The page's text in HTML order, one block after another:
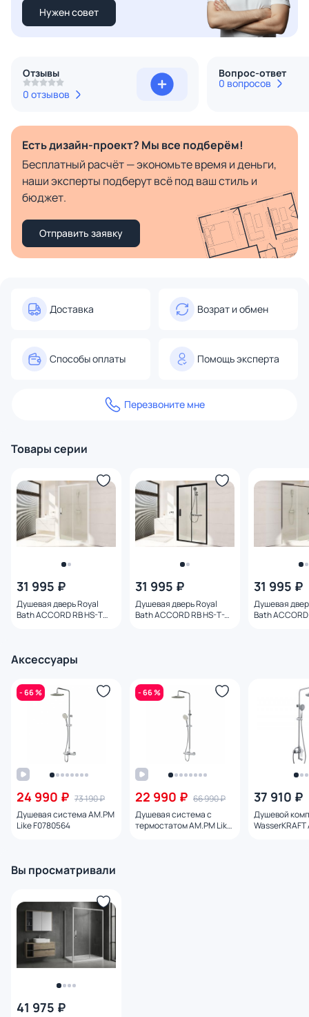
Нужен совет
Отзывы
0 отзывов
Вопрос-ответ
0 вопросов
Есть дизайн-проект? Мы все подберём!
Бесплатный расчёт — экономьте время и деньги,
наши эксперты подберут всё под ваш стиль и
бюджет.
Отправить заявку
Доставка Возрат и обмен
Способы оплаты Помощь эксперта
Перезвоните мне
Товары серии
31 995 ₽
Душевая дверь Royal
Bath ACCORD RB HS-T
31 995 ₽
Душевая дверь Royal
Bath ACCORD RB HS-T-BL
31 995 ₽
Душевая
Bath ACCORD
Аксессуары
- 66 %
24 990 ₽ 73 190 ₽
Душевая система AM.PM
Like F0780564
- 66 %
22 990 ₽ 66 990 ₽
Душевая система с
термостатом AM.PM Like
37 910 ₽
Душевой
WasserKRAFT
Вы просматривали
41 975 ₽